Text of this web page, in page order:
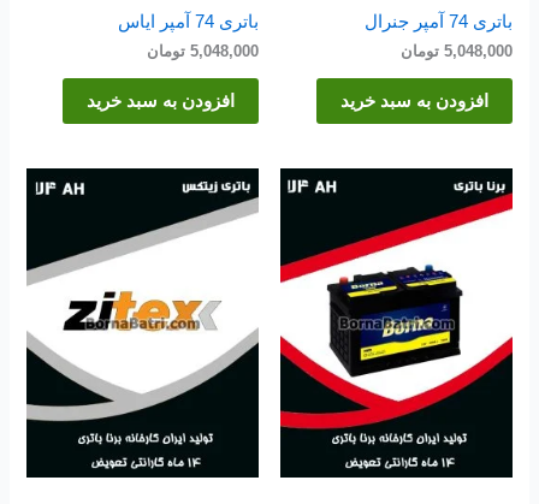
باتری 74 آمپر جنرال
5,048,000 تومان
افزودن به سبد خرید
باتری 74 آمپر ایاس
5,048,000 تومان
افزودن به سبد خرید